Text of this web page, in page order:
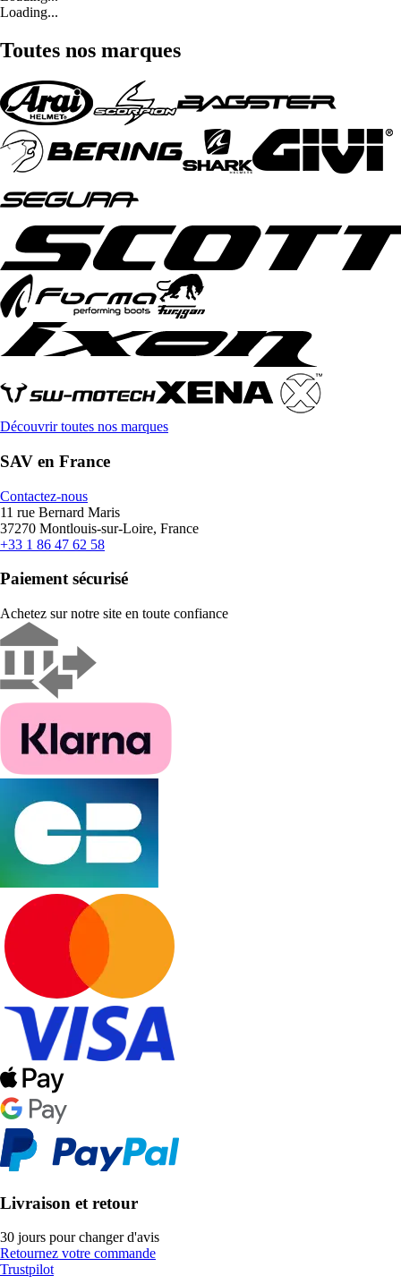
Loading...
Toutes nos marques
Découvrir toutes nos marques
SAV en France
Contactez-nous
11 rue Bernard Maris
37270 Montlouis-sur-Loire, France
+33 1 86 47 62 58
Paiement sécurisé
Achetez sur notre site en toute confiance
Livraison et retour
30 jours pour changer d'avis
Retournez votre commande
Trustpilot